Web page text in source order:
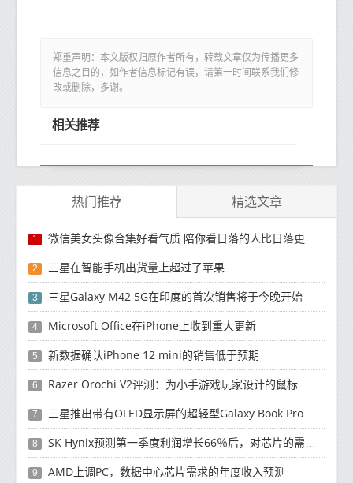
郑重声明：本文版权归原作者所有，转载文章仅为传播更多
信息之目的，如作者信息标记有误，请第一时间联系我们修
改或删除，多谢。
相关推荐
热门推荐 精选文章
1 微信美女头像合集好看气质 陪你看日落的人比日落更浪漫
2 三星在智能手机出货量上超过了苹果
3 三星Galaxy M42 5G在印度的首次销售将于今晚开始
4 Microsoft Office在iPhone上收到重大更新
5 新数据确认iPhone 12 mini的销售低于预期
6 Razer Orochi V2评测：为小手游戏玩家设计的鼠标
7 三星推出带有OLED显示屏的超轻型Galaxy Book Pro和Galaxy Book Pro 360笔记本电脑
8 SK Hynix预测第一季度利润增长66％后，对芯片的需求将增强
9 AMD上调PC，数据中心芯片需求的年度收入预测